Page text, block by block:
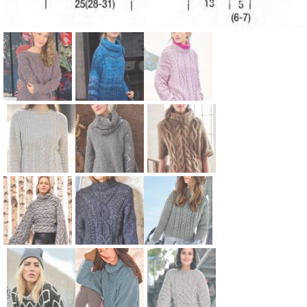
Схема:
пуловер с
кружевными
рукавами
вязание
спицами для
женщин
Схема:
меланжевы
й
удлиненный
свитер
оверсайз
вязание
спицами для
женщин
Схема:
пуловер
оверсайз с
узором из
«кос»
вязание
спицами для
женщин
Схема:
классически
й джемпер с
косами
вязание
спицами для
женщин
Схема:
свитер с
ажурными
рукавами и
воротником
вязание
спицами для
Схема:
пуловер с
крупными
косами и
большим
воротником
вязание
Схема:
короткий
пуловер
Схема:
пуловер с
ромбами с
Схема:
укороченны
й объемный